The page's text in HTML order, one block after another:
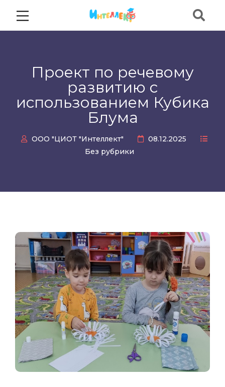
Проект по речевому
развитию с
использованием Кубика
Блума
ООО "ЦИОТ "Интеллект"
08.12.2025
Без рубрики